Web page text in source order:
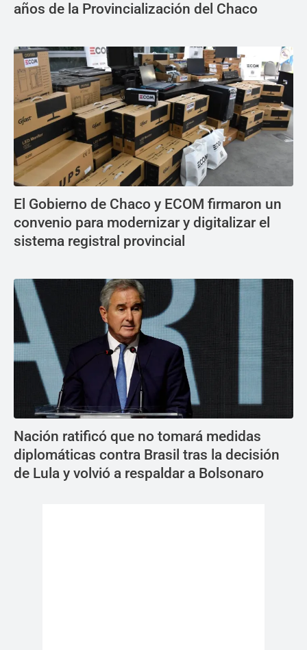
años de la Provincialización del Chaco
El Gobierno de Chaco y ECOM firmaron un
convenio para modernizar y digitalizar el
sistema registral provincial
Nación ratificó que no tomará medidas
diplomáticas contra Brasil tras la decisión
de Lula y volvió a respaldar a Bolsonaro